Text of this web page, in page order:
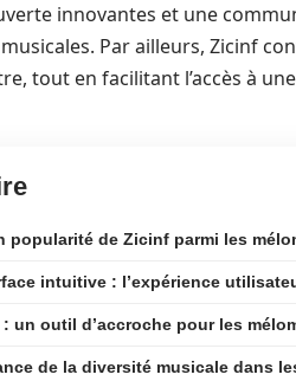
innovantes et une
Par ailleurs, Zicinf
tout en facilitant l’accès à
popularité de Zicinf parmi les
intuitive : l’expérience
un outil d’accroche pour les
de la diversité musicale dans